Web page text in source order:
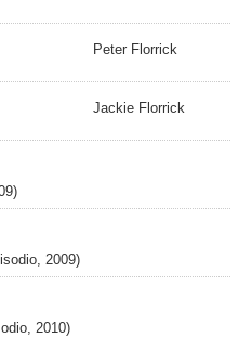
Peter Florrick
Jackie Florrick
2009)
2010)